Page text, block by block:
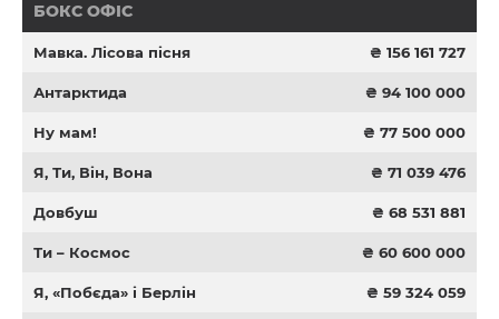
БОКС ОФІС
Мавка. Лісова пісня ₴ 156 161 727
Антарктида ₴ 94 100 000
Ну мам! ₴ 77 500 000
Я, Ти, Він, Вона ₴ 71 039 476
Довбуш ₴ 68 531 881
Ти – Космос ₴ 60 600 000
Я, «Побєда» і Берлін ₴ 59 324 059